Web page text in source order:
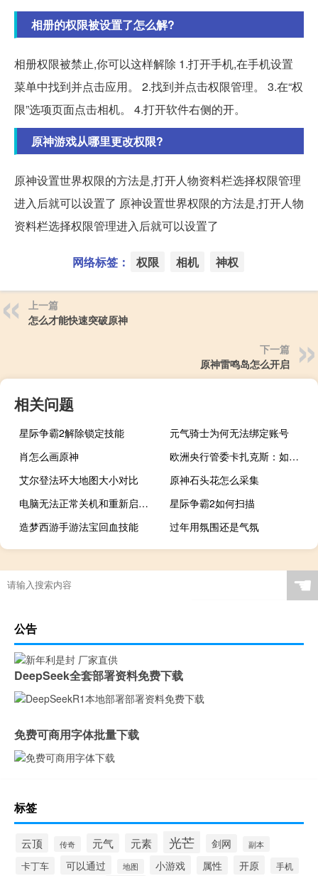
相册的权限被设置了怎么解?
相册权限被禁止,你可以这样解除 1.打开手机,在手机设置
菜单中找到并点击应用。 2.找到并点击权限管理。 3.在“权
限”选项页面点击相机。 4.打开软件右侧的开。
原神游戏从哪里更改权限?
原神设置世界权限的方法是,打开人物资料栏选择权限管理
进入后就可以设置了 原神设置世界权限的方法是,打开人物
资料栏选择权限管理进入后就可以设置了
网络标签： 权限 相机 神权
上一篇
怎么才能快速突破原神
下一篇
原神雷鸣岛怎么开启
相关问题
星际争霸2解除锁定技能
元气骑士为何无法绑定账号
肖怎么画原神
欧洲央行管委卡扎克斯：如果核心通胀不减缓整体通胀风险将上升
艾尔登法环大地图大小对比
原神石头花怎么采集
电脑无法正常关机和重新启动（电脑无法正常关机）
星际争霸2如何扫描
造梦西游手游法宝回血技能
过年用氛围还是气氛
☚
公告
DeepSeek全套部署资料免费下载
免费可商用字体批量下载
标签
云顶 传奇 元气 元素 光芒 剑网 副本
卡丁车 可以通过 地图 小游戏 属性 开原 手机